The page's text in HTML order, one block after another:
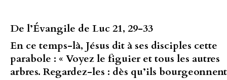
De l’Évangile de Luc 21, 29-33
En ce temps-là, Jésus dit à ses disciples cette
parabole : « Voyez le figuier et tous les autres
arbres. Regardez-les : dès qu’ils